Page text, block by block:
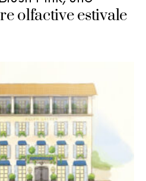
olfactive estivale